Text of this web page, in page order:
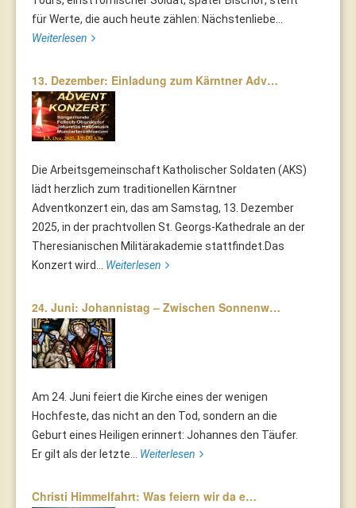
für Werte, die auch heute zählen: Nächstenliebe...
Weiterlesen
13. Dezember: Einladung zum Kärntner Adv…
Die Arbeitsgemeinschaft Katholischer Soldaten (AKS)
lädt herzlich zum traditionellen Kärntner
Adventkonzert ein, das am Samstag, 13. Dezember
2025, in der prachtvollen St. Georgs-Kathedrale an der
Theresianischen Militärakademie stattfindet.Das
Konzert wird... Weiterlesen
24. Juni: Johannistag – Zwischen Sonnenw…
Am 24. Juni feiert die Kirche eines der wenigen
Hochfeste, das nicht an den Tod, sondern an die
Geburt eines Heiligen erinnert: Johannes den Täufer.
Er gilt als der letzte... Weiterlesen
Christi Himmelfahrt: Was feiern wir da e…